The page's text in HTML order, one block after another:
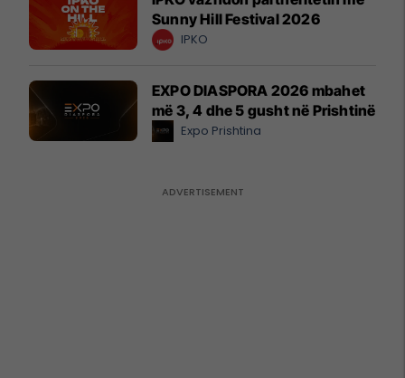
Sunny Hill Festival 2026
IPKO
EXPO DIASPORA 2026 mbahet
më 3, 4 dhe 5 gusht në Prishtinë
Expo Prishtina